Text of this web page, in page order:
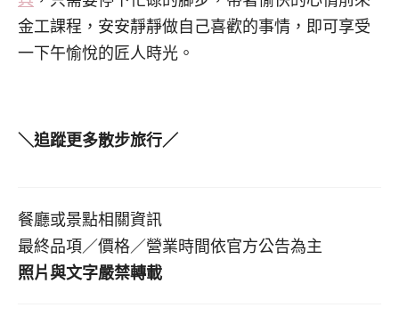
金工課程，安安靜靜做自己喜歡的事情，即可享受
一下午愉悅的匠人時光。
＼追蹤更多散步旅行／
餐廳或景點相關資訊
最終品項／價格／營業時間依官方公告為主
照片與文字嚴禁轉載